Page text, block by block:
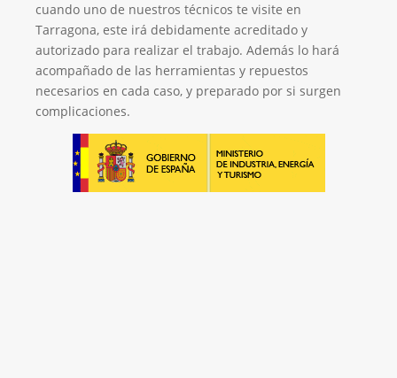
cuando uno de nuestros técnicos te visite en
Tarragona, este irá debidamente acreditado y
autorizado para realizar el trabajo. Además lo hará
acompañado de las herramientas y repuestos
necesarios en cada caso, y preparado por si surgen
complicaciones.